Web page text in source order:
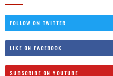
FOLLOW ON TWITTER
LIKE ON FACEBOOK
SUBSCRIBE ON YOUTUBE